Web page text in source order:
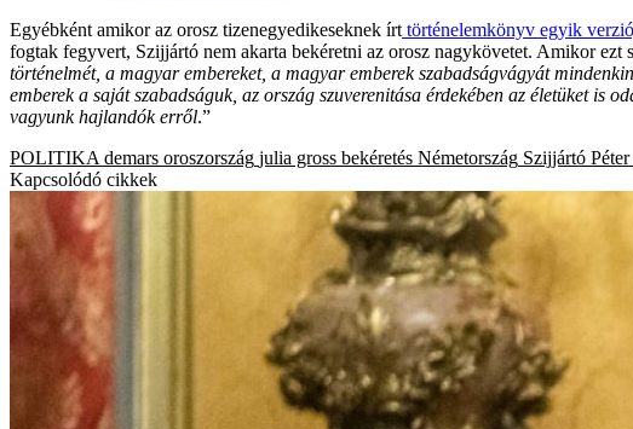
Egyébként amikor az orosz tizenegyedikeseknek írt történelemkönyv egyik
fogtak fegyvert, Szijjártó nem akarta bekéretni az orosz nagykövetet. Amikor ezt
történelmét, a magyar embereket, a magyar emberek szabadságvágyát
emberek a saját szabadságuk, az ország szuverenitása érdekében az életüket is
vagyunk hajlandók erről.”
POLITIKA demars oroszország julia gross bekéretés Németország Szijjártó Péter
Kapcsolódó cikkek